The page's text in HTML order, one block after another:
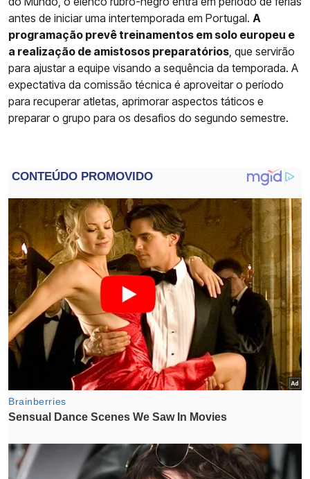
antes de iniciar uma intertemporada em Portugal. A
programação prevê treinamentos em solo europeu e
a realização de amistosos preparatórios , que servirão
para ajustar a equipe visando a sequência da temporada. A
expectativa da comissão técnica é aproveitar o período
para recuperar atletas, aprimorar aspectos táticos e
preparar o grupo para os desafios do segundo semestre.